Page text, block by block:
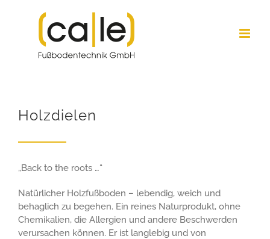
Holzdielen
„Back to the roots …“
Natürlicher Holzfußboden – lebendig, weich und
behaglich zu begehen. Ein reines Naturprodukt, ohne
Chemikalien, die Allergien und andere Beschwerden
verursachen können. Er ist langlebig und von